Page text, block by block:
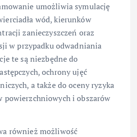
umożliwia symulację
wód, kierunków
zanieczyszczeń oraz
w przypadku odwadniania
te są niezbędne do
ochrony ujęć
a także do oceny ryzyka
powierzchniowych i obszarów
również możliwość